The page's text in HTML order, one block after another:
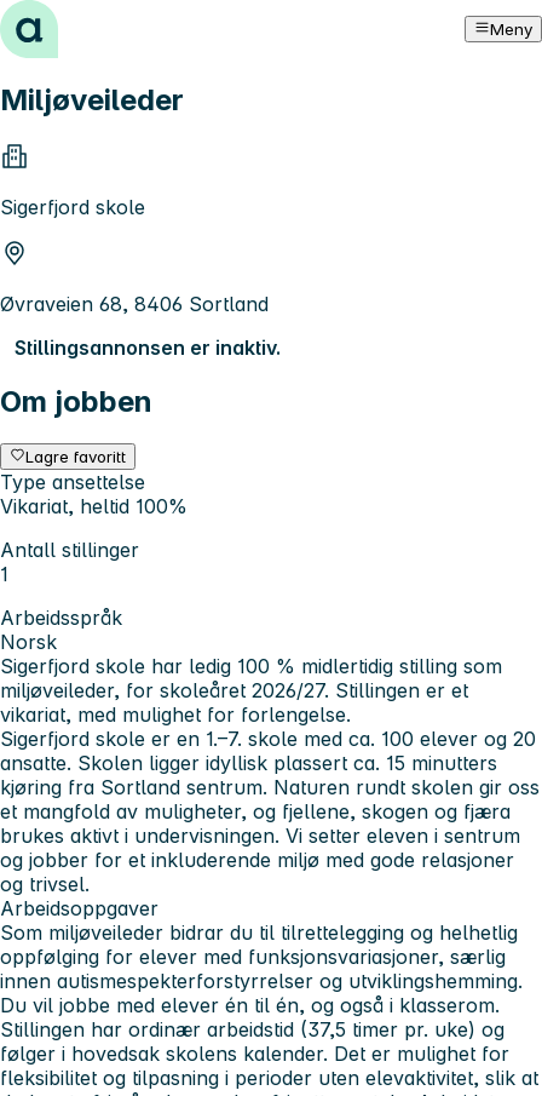
Hopp til innhold Meny
Miljøveileder
Sigerfjord skole
Øvraveien 68, 8406 Sortland
Stillingsannonsen er inaktiv.
Om jobben
Lagre favoritt
Type ansettelse
Vikariat, heltid 100%
Antall stillinger
1
Arbeidsspråk
Norsk
Sigerfjord skole har ledig 100 % midlertidig stilling som
miljøveileder, for skoleåret 2026/27. Stillingen er et
vikariat, med mulighet for forlengelse.
Sigerfjord skole er en 1.–7. skole med ca. 100 elever og 20
ansatte. Skolen ligger idyllisk plassert ca. 15 minutters
kjøring fra Sortland sentrum. Naturen rundt skolen gir oss
et mangfold av muligheter, og fjellene, skogen og fjæra
brukes aktivt i undervisningen. Vi setter eleven i sentrum
og jobber for et inkluderende miljø med gode relasjoner
og trivsel.
Arbeidsoppgaver
Som miljøveileder bidrar du til tilrettelegging og helhetlig
oppfølging for elever med funksjonsvariasjoner, særlig
innen autismespekterforstyrrelser og utviklingshemming.
Du vil jobbe med elever én til én, og også i klasserom.
Stillingen har ordinær arbeidstid (37,5 timer pr. uke) og
følger i hovedsak skolens kalender. Det er mulighet for
fleksibilitet og tilpasning i perioder uten elevaktivitet, slik at